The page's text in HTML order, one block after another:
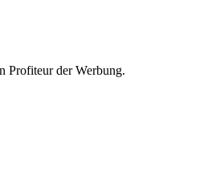
Profiteur der Werbung.